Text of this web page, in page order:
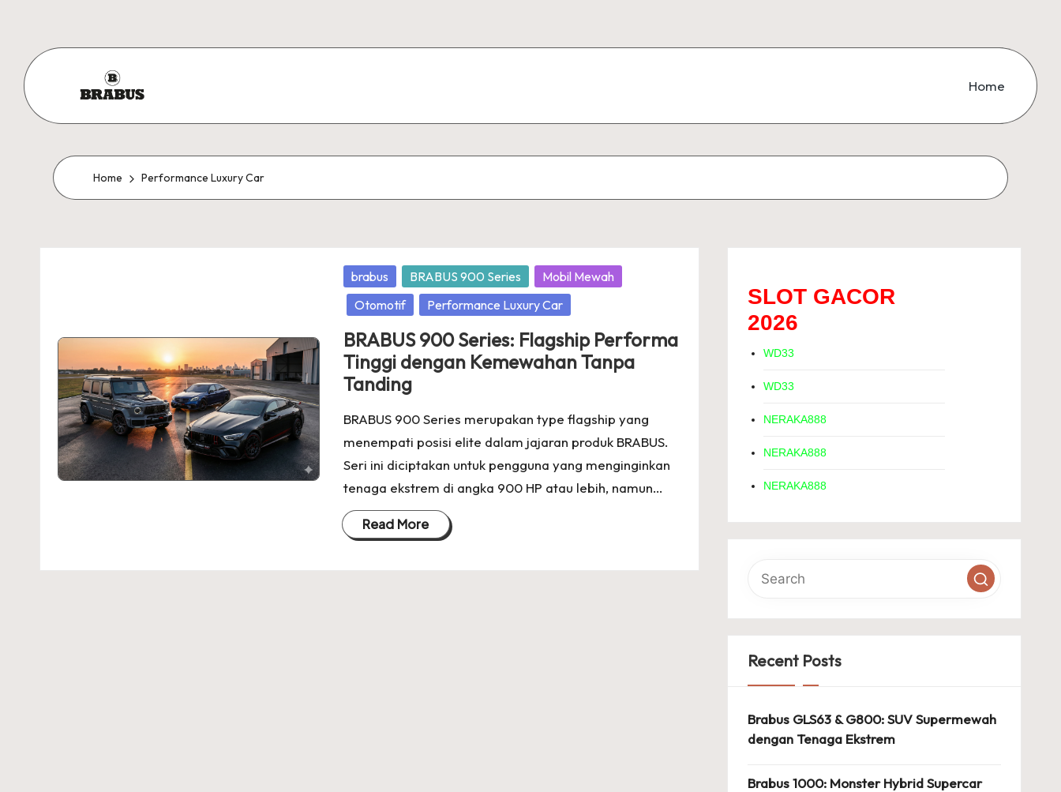
content
Home
Home Performance Luxury Car
Posted
in
brabus BRABUS 900 Series
Mobil Mewah
Otomotif
Performance Luxury Car
BRABUS 900 Series: Flagship Performa
Tinggi dengan Kemewahan Tanpa
Tanding
BRABUS 900 Series merupakan type flagship yang
menempati posisi elite dalam jajaran produk BRABUS.
Seri ini diciptakan untuk pengguna yang menginginkan
tenaga ekstrem di angka 900 HP atau lebih, namun…
Read More
SLOT GACOR
2026
WD33
WD33
NERAKA888
NERAKA888
NERAKA888
Recent Posts
Brabus GLS63 & G800: SUV Supermewah
dengan Tenaga Ekstrem
Brabus 1000: Monster Hybrid Supercar